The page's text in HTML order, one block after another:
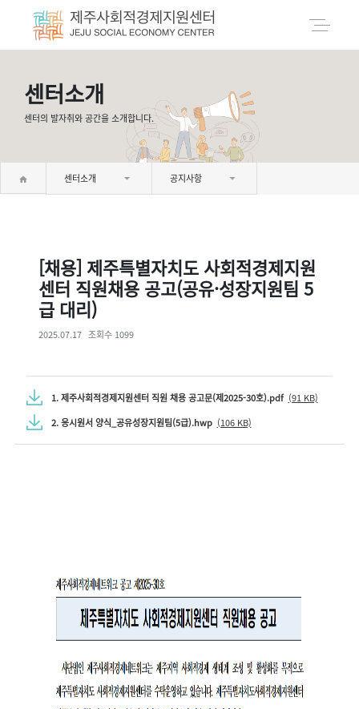
센터소개
센터의 발자취와 공간을 소개합니다.
센터소개 공지사항
[채용] 제주특별자치도 사회적경제지원
센터 직원채용 공고(공유·성장지원팀 5
급 대리)
2025.07.17 조회수 1099
1. 제주사회적경제지원센터 직원 채용 공고문(제2025-30호).pdf (91 KB)
2. 응시원서 양식_공유성장지원팀(5급).hwp (106 KB)